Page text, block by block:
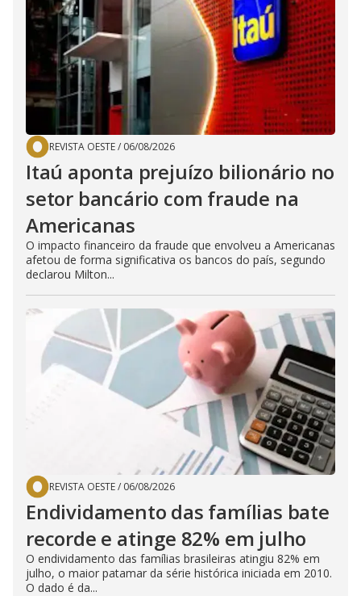
REVISTA OESTE/ 06/08/2026
Itaú aponta prejuízo bilionário no
setor bancário com fraude na
Americanas
O impacto financeiro da fraude que envolveu a Americanas
afetou de forma significativa os bancos do país, segundo
declarou Milton...
REVISTA OESTE/ 06/08/2026
Endividamento das famílias bate
recorde e atinge 82% em julho
O endividamento das famílias brasileiras atingiu 82% em
julho, o maior patamar da série histórica iniciada em 2010.
O dado é da...